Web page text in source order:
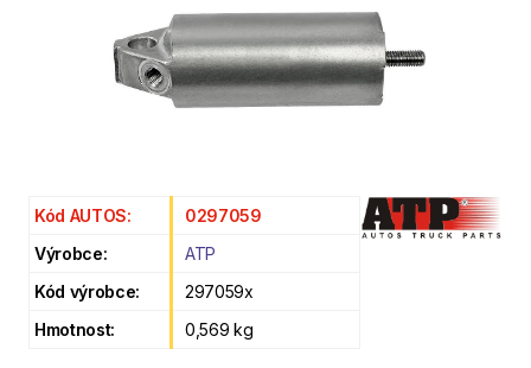
Kód AUTOS:
0297059
Výrobce:
ATP
Kód výrobce:
297059x
Hmotnost:
0,569 kg